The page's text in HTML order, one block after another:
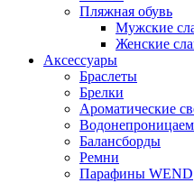
Пляжная обувь
Мужские
Женские
Аксессуары
Браслеты
Брелки
Ароматические
Балансборды
Ремни
Парафины WEND